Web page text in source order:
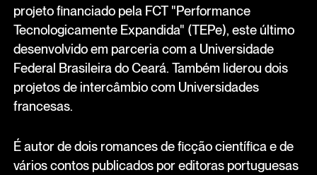
projeto financiado pela FCT "Performance
Tecnologicamente Expandida" (TEPe), este último
desenvolvido em parceria com a Universidade
Federal Brasileira do Ceará. Também liderou dois
projetos de intercâmbio com Universidades
francesas.
É autor de dois romances de ficção científica e de
vários contos publicados por editoras portuguesas